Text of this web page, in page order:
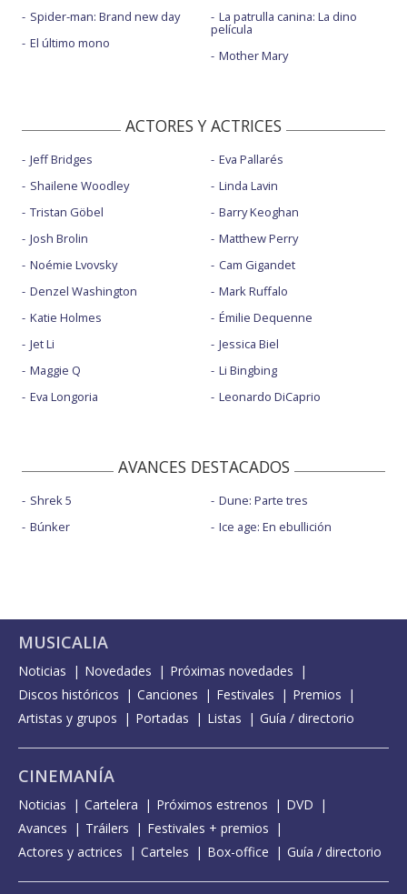
Spider-man: Brand new day
El último mono
La patrulla canina: La dino
película
Mother Mary
ACTORES Y ACTRICES
Jeff Bridges
Shailene Woodley
Tristan Göbel
Josh Brolin
Noémie Lvovsky
Denzel Washington
Katie Holmes
Jet Li
Maggie Q
Eva Longoria
Eva Pallarés
Linda Lavin
Barry Keoghan
Matthew Perry
Cam Gigandet
Mark Ruffalo
Émilie Dequenne
Jessica Biel
Li Bingbing
Leonardo DiCaprio
AVANCES DESTACADOS
Shrek 5
Búnker
Dune: Parte tres
Ice age: En ebullición
MUSICALIA
Noticias Novedades
Próximas novedades
Discos históricos
Canciones Festivales
Premios
Artistas y grupos
Portadas Listas Guía / directorio
CINEMANÍA
Noticias Cartelera Próximos estrenos
DVD
Avances
Tráilers
Festivales + premios
Actores y actrices
Carteles Box-office Guía / directorio